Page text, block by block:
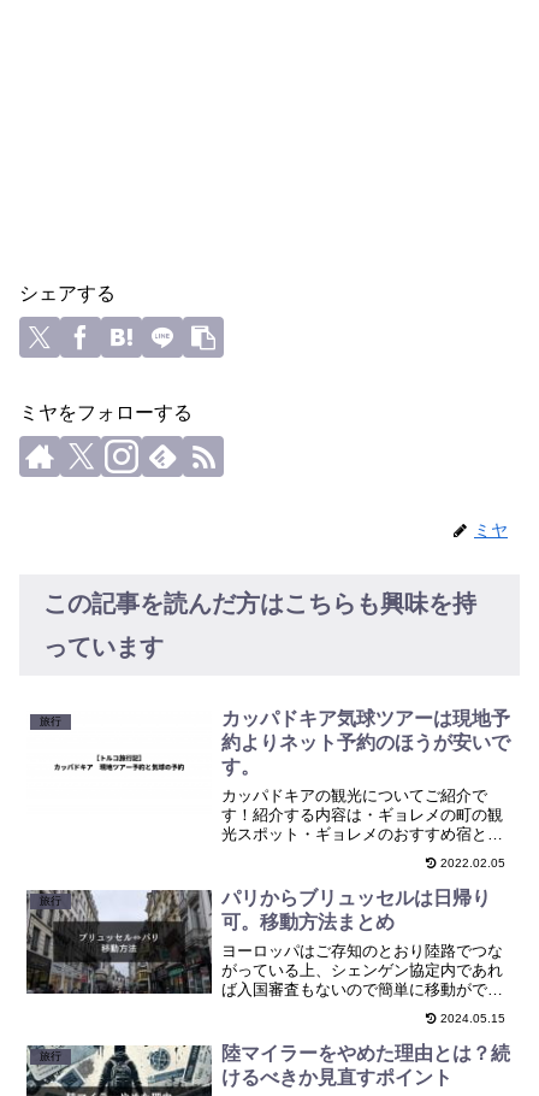
シェアする
ミヤをフォローする
ミヤ
この記事を読んだ方はこちらも興味を持
っています
旅行
カッパドキア気球ツアーは現地予
約よりネット予約のほうが安いで
す。
カッパドキアの観光についてご紹介で
す！紹介する内容は・ギョレメの町の観
光スポット・ギョレメのおすすめ宿とご
はん屋さん・ギョレメのおすすめの旅行
代理店・最も安く気球に乗る方法、の4つ
について紹介していきます。
2022.02.05
旅行
パリからブリュッセルは日帰り
可。移動方法まとめ
ヨーロッパはご存知のとおり陸路でつな
がっている上、シェンゲン協定内であれ
ば入国審査もないので簡単に移動ができ
ます。そんなヨーロッパの中でも人気の
都市の1つがパリ。そしてチョコレートで
有名なベルギーのブリュッセルです。国
を跨ぐので日本人の感覚...
2024.05.15
旅行
陸マイラーをやめた理由とは？続
けるべきか見直すポイント